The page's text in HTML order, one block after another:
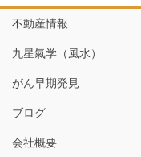
不動産情報
九星氣学（風水）
がん早期発見
ブログ
会社概要